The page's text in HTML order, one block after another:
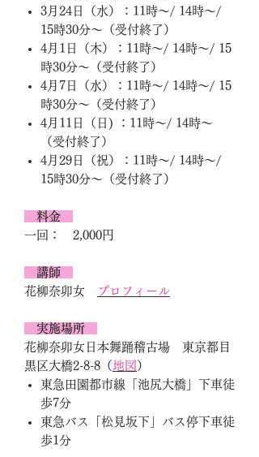
3月24日（水）：11時～/ 14時～/
15時30分～（受付終了）
4月1日（木）：11時～/ 14時～/ 15
時30分～（受付終了）
4月7日（水）：11時～/ 14時～/ 15
時30分～（受付終了）
4月11日（日) ：11時～/ 14時～
（受付終了）
4月29日（祝）：11時～/ 14時～/
15時30分～（受付終了）
料金
一回： 2,000円
講師
花柳奈卯女
プロフィール
実施場所
花柳奈卯女日本舞踊稽古場 東京都目
黒区大橋2-8-8（地図 ）
東急田園都市線「池尻大橋」下車徒
歩7分
東急バス「松見坂下」バス停下車徒
歩1分